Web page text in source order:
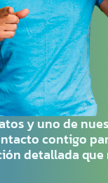
y uno de
contigo
detallada que